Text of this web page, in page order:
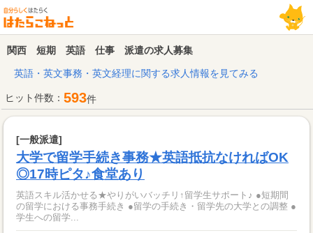
関西 短期 英語 仕事 派遣の求人募集
英語・英文事務・英文経理に関する求人情報を見てみる
ヒット件数： 593件
[一般派遣]
大学で留学手続き事務★英語抵抗なければOK
◎17時ピタ♪食堂あり
英語スキル活かせる★やりがいバッチリ↑留学生サポート♪ ●短期間
の留学における事務手続き ●留学の手続き・留学先の大学との調整 ●
学生への留学...